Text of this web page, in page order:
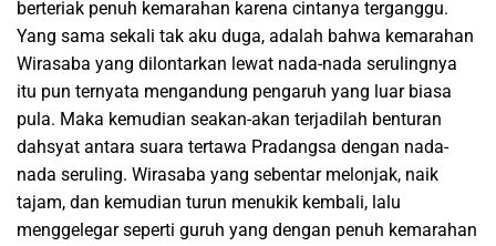
berteriak penuh kemarahan karena cintanya terganggu.
Yang sama sekali tak aku duga, adalah bahwa kemarahan
Wirasaba yang dilontarkan lewat nada-nada serulingnya
itu pun ternyata mengandung pengaruh yang luar biasa
pula. Maka kemudian seakan-akan terjadilah benturan
dahsyat antara suara tertawa Pradangsa dengan nada-
nada seruling. Wirasaba yang sebentar melonjak, naik
tajam, dan kemudian turun menukik kembali, lalu
menggelegar seperti guruh yang dengan penuh kemarahan